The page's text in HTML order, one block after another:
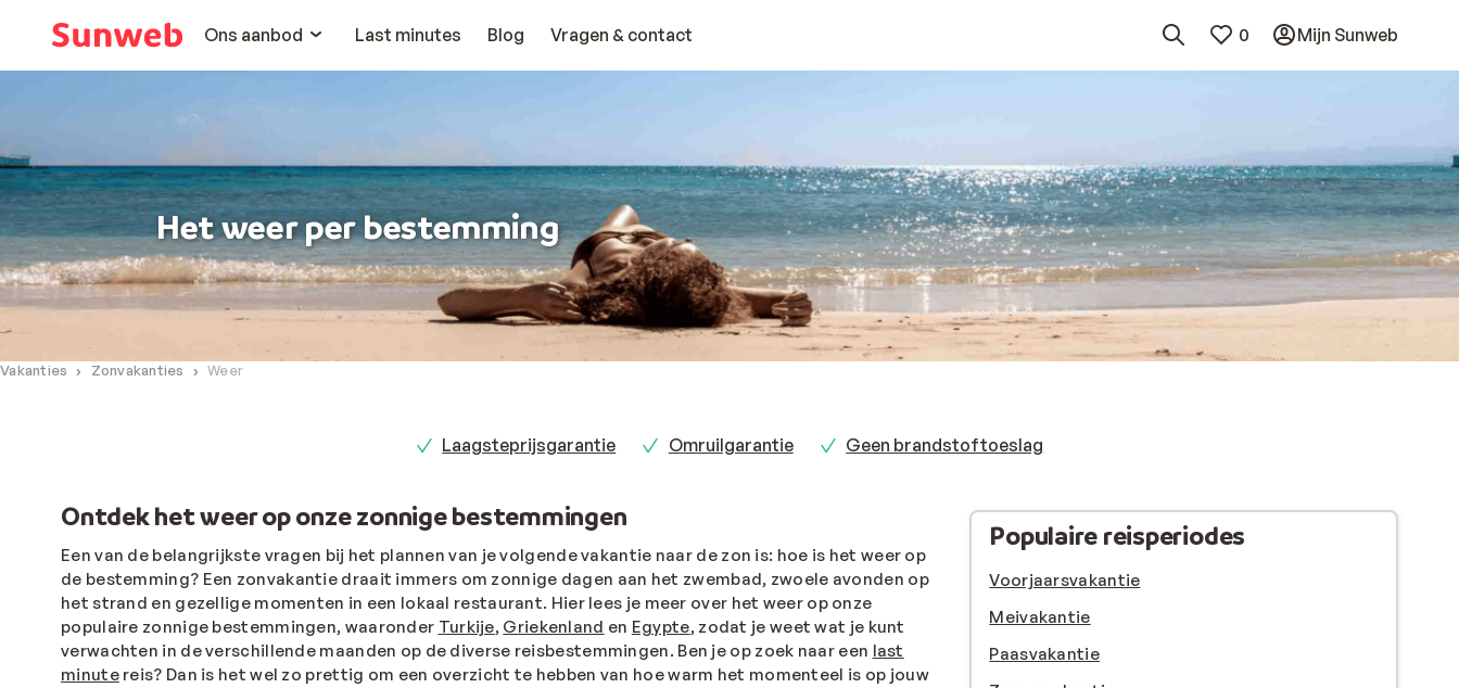
Ons aanbod
Last minutes Blog Vragen & contact 0 Mijn Sunweb
Het weer per bestemming
Vakanties Zonvakanties Weer
Laagsteprijsgarantie Omruilgarantie Geen brandstoftoeslag
Ontdek het weer op onze zonnige bestemmingen
Een van de belangrijkste vragen bij het plannen van je volgende vakantie naar de zon is: hoe is het weer op
de bestemming? Een zonvakantie draait immers om zonnige dagen aan het zwembad, zwoele avonden op
het strand en gezellige momenten in een lokaal restaurant. Hier lees je meer over het weer op onze
populaire zonnige bestemmingen, waaronder Turkije, Griekenland en Egypte, zodat je weet wat je kunt
verwachten in de verschillende maanden op de diverse reisbestemmingen. Ben je op zoek naar een last
minutereis? Dan is het wel zo prettig om een overzicht te hebben van hoe warm het momenteel is op jouw
Populaire reisperiodes
Voorjaarsvakantie
Meivakantie
Paasvakantie